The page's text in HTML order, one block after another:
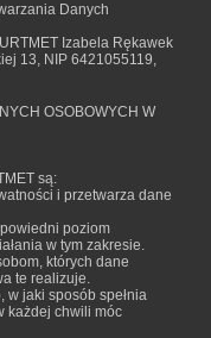
Danych
Izabela Rękawek
13, NIP 6421055119,
OSOBOWYCH W
są:
i przetwarza dane
poziom
w tym zakresie.
których dane
te realizuje.
w jaki sposób spełnia
każdej chwili móc